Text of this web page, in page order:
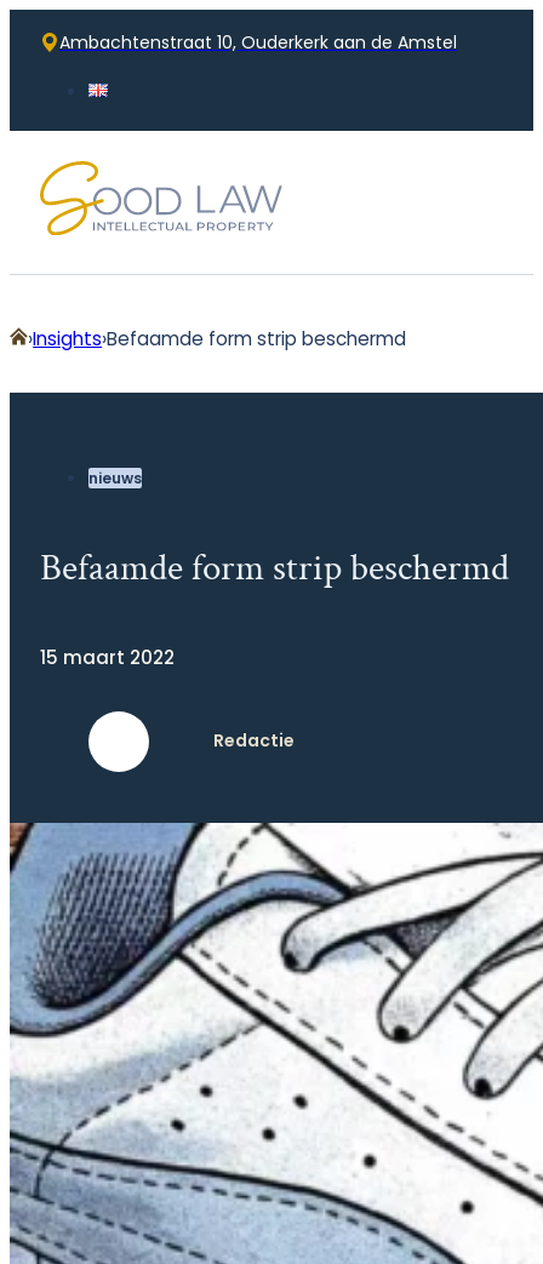
Ambachtenstraat 10, Ouderkerk aan de Amstel
Home
Insights Befaamde form strip beschermd
Befaamde form strip beschermd
nieuws
15 maart 2022
Redactie